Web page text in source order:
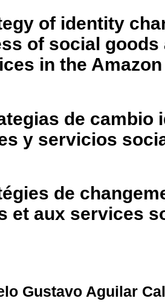
of identity
of social goods
in the Amazon
de cambio
y servicios
de
et aux services
Gustavo Aguilar